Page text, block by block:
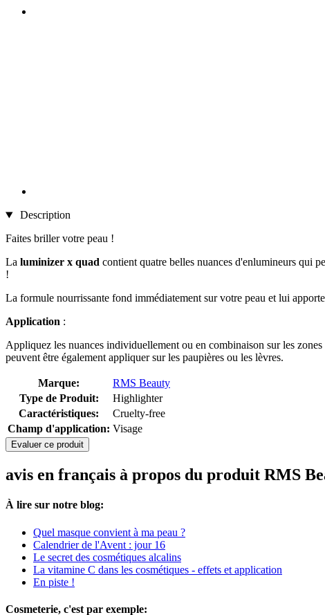
Description
Faites briller votre peau !
La luminizer x quad contient quatre belles nuances d'enlumineurs qui
!
La formule nourrissante fond immédiatement sur votre peau et lui
Application :
Appliquez les nuances individuellement ou en combinaison sur les
peuvent être également appliquer sur les paupières ou les lèvres.
Marque:
RMS Beauty
Type de Produit:
Highlighter
Caractéristiques:
Cruelty-free
Champ d'application: Visage
Evaluer ce produit
avis en français à propos du produit RMS
À lire sur notre blog:
Quel masque convient à ma peau ?
Calendrier de l'Avent : jour 16
Le secret des cosmétiques alcalins
La vitamine C dans les cosmétiques - effets et application
En piste !
Cosmeterie, c'est par exemple: